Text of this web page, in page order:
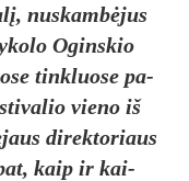
nu­skambė­jus
Ogins­kio
tink­luo­se pa­
vie­no iš
di­rek­to­riaus
kaip ir kai­